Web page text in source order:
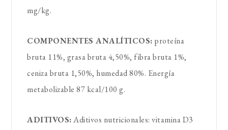
mg/kg.
COMPONENTES ANALÍTICOS: proteína
bruta 11%, grasa bruta 4,50%, fibra bruta 1%,
ceniza bruta 1,50%, humedad 80%. Energía
metabolizable 87 kcal/100 g.
ADITIVOS:Aditivos nutricionales: vitamina D3